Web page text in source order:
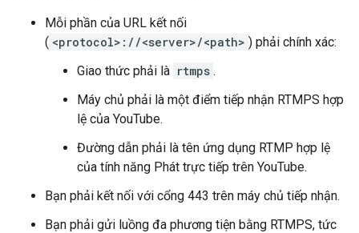
Mỗi phần của URL kết nối
( <protocol>://<server>/<path> ) phải chính xác:
Giao thức phải là rtmps .
Máy chủ phải là một điểm tiếp nhận RTMPS hợp
lệ của YouTube.
Đường dẫn phải là tên ứng dụng RTMP hợp lệ
của tính năng Phát trực tiếp trên YouTube.
Bạn phải kết nối với cổng 443 trên máy chủ tiếp nhận.
Bạn phải gửi luồng đa phương tiện bằng RTMPS, tức